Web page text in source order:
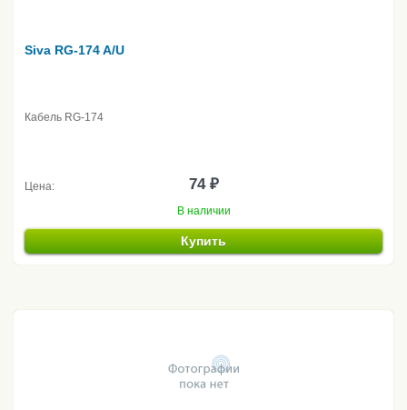
Siva RG-174 A/U
Кабель RG-174
Цена: 74 ₽
В наличии
Купить